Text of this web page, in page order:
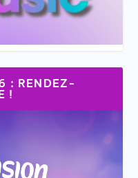
: RENDEZ-
!